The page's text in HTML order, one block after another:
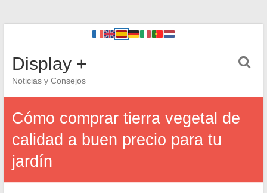
Display +
Noticias y Consejos
Cómo comprar tierra vegetal de
calidad a buen precio para tu
jardín